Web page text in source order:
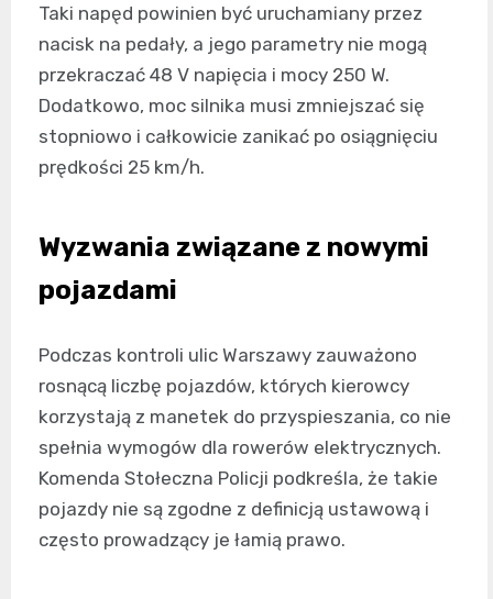
Taki napęd powinien być uruchamiany przez
nacisk na pedały, a jego parametry nie mogą
przekraczać 48 V napięcia i mocy 250 W.
Dodatkowo, moc silnika musi zmniejszać się
stopniowo i całkowicie zanikać po osiągnięciu
prędkości 25 km/h.
Wyzwania związane z nowymi
pojazdami
Podczas kontroli ulic Warszawy zauważono
rosnącą liczbę pojazdów, których kierowcy
korzystają z manetek do przyspieszania, co nie
spełnia wymogów dla rowerów elektrycznych.
Komenda Stołeczna Policji podkreśla, że takie
pojazdy nie są zgodne z definicją ustawową i
często prowadzący je łamią prawo.